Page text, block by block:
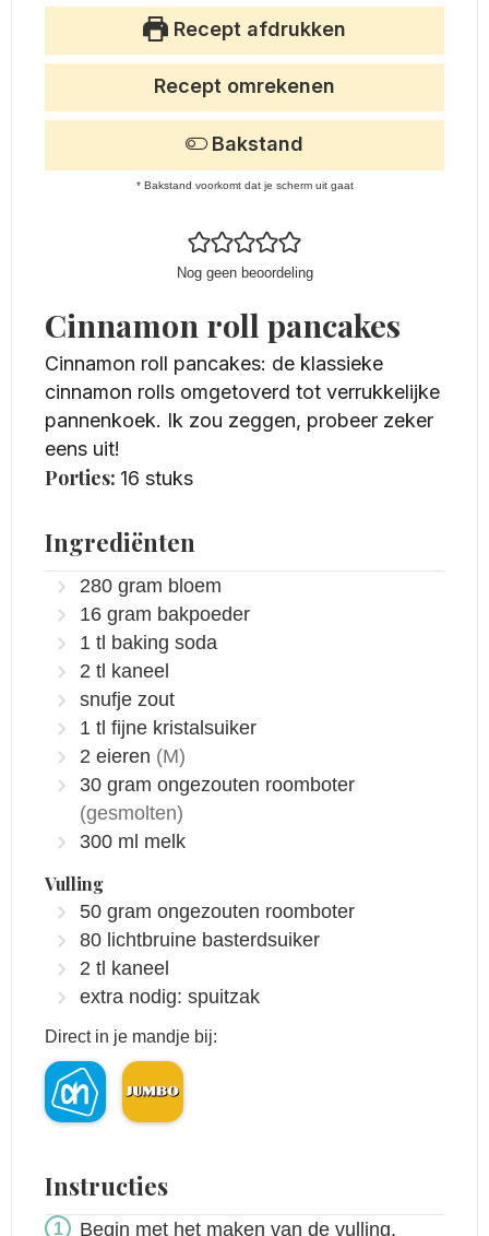
Recept afdrukken
Nog geen beoordeling
Recept omrekenen
Bakstand
* Bakstand voorkomt dat je scherm uit gaat
Cinnamon roll pancakes
Cinnamon roll pancakes: de klassieke
cinnamon rolls omgetoverd tot verrukkelijke
pannenkoek. Ik zou zeggen, probeer zeker
eens uit!
Porties: 16 stuks
Ingrediënten
280 gram bloem
16 gram bakpoeder
1 tl baking soda
2 tl kaneel
snufje zout
1 tl fijne kristalsuiker
2 eieren (M)
30 gram ongezouten roomboter
(gesmolten)
300 ml melk
Vulling
50 gram ongezouten roomboter
80 lichtbruine basterdsuiker
2 tl kaneel
extra nodig: spuitzak
Direct in je mandje bij:
Instructies
Begin met het maken van de vulling,